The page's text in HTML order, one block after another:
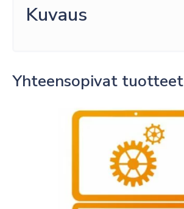
250NITS
16/7Kuvaus
Yhteensopivat tuotteet